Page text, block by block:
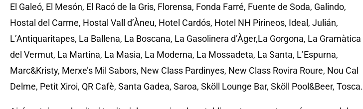
El Galeó, El Mesón, El Racó de la Gris, Florensa, Fonda Farré, Fuente de Soda, Galindo,
Hostal del Carme, Hostal Vall d’Àneu, Hotel Cardós, Hotel NH Pirineos, Ideal, Julián,
L’Antiquaritapes, La Ballena, La Boscana, La Gasolinera d’Àger,La Gorgona, La Gramàtica
del Vermut, La Martina, La Masia, La Moderna, La Mossadeta, La Santa, L’Espurna,
Marc&Kristy, Merxe’s Mil Sabors, New Class Pardinyes, New Class Rovira Roure, Nou Cal
Delme, Petit Xiroi, QR Cafè, Santa Gadea, Saroa, Sköll Lounge Bar, Sköll Pool&Beer, Tosca.